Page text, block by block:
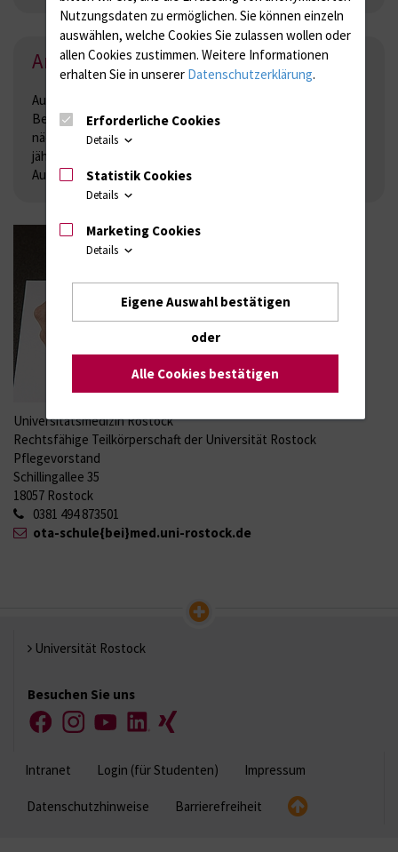
Anästhesietechnische Assistenz
Ausbildung: jährlich
Bewerbungszeitraum: bis Ende Februar
nächster Ausbildungsbeginn:
jährlich am 1. September
Ausbildungsdauer: 3 Jahre
Universitätsmedizin Rostock
Rechtsfähige Teilkörperschaft der Universität Rostock
Pflegevorstand
Schillingallee 35
18057 Rostock
0381 494 873501
ota-schule{bei}med.uni-rostock.de
Universität Rostock
Besuchen Sie uns
FacebookInstagramYouTubeLinkedIn
Xing
Intranet Login (für Studenten) Impressum
Datenschutzhinweise Barrierefreiheit
Nutzungsdaten zu ermöglichen. Sie können einzeln
auswählen, welche Cookies Sie zulassen wollen oder
allen Cookies zustimmen. Weitere Informationen
erhalten Sie in unserer Datenschutzerklärung.
Erforderliche Cookies
Details
Statistik Cookies
Details
Marketing Cookies
Details
Eigene Auswahl bestätigen
oder
Alle Cookies bestätigen